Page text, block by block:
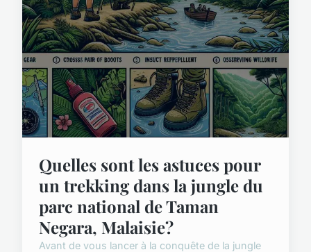
Quelles sont les astuces pour
un trekking dans la jungle du
parc national de Taman
Negara, Malaisie?
Avant de vous lancer à la conquête de la jungle